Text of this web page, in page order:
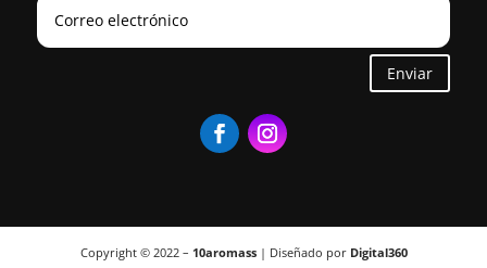
Enviar
Copyright © 2022 – 10aromass| Diseñado por Digital360